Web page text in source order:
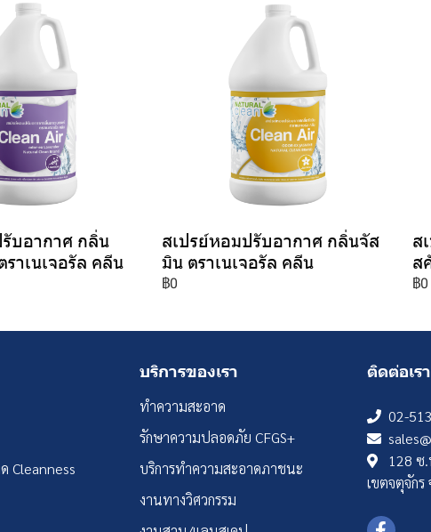
บอากาศ กลิ่น
ราเนเจอรัล คลีน
สเปรย์หอมปรับอากาศ กลิ่นจัส
มิน ตราเนเจอรัล คลีน
฿0
ส
ส
฿0
Cleanness
บริการของเรา
ทำความสะอาด
รักษาความปลอดภัย CFGS+
บริการทำความสะอาดภาชนะ
งานทางวิศวกรรม
ติดต่อเรา
02-
128 ซ
เขตจตุจักร